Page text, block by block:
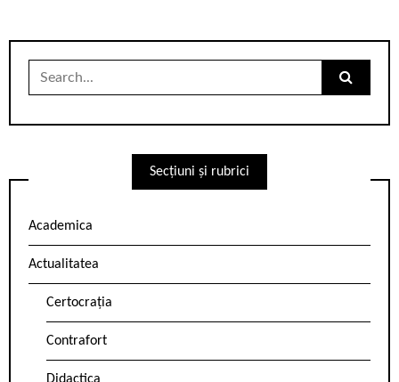
Search
Secțiuni și rubrici
Academica
Actualitatea
Certocrația
Contrafort